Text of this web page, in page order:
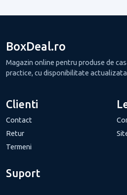
BoxDeal.ro
Magazin online pentru produse de
practice, cu disponibilitate
Clienti
Contact
Retur
Termeni
Suport